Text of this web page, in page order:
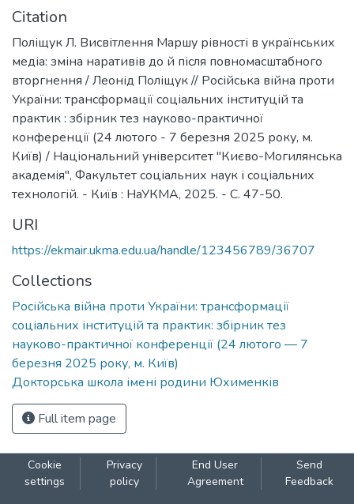
Citation
Поліщук Л. Висвітлення Маршу рівності в українських
медіа: зміна наративів до й після повномасштабного
вторгнення / Леонід Поліщук // Російська війна проти
України: трансформації соціальних інституцій та
практик : збірник тез науково-практичної
конференції (24 лютого - 7 березня 2025 року, м.
Київ) / Національний університет "Києво-Могилянська
академія", Факультет соціальних наук і соціальних
технологій. - Київ : НаУКМА, 2025. - C. 47-50.
URI
https://ekmair.ukma.edu.ua/handle/123456789/36707
Collections
Російська війна проти України: трансформації
соціальних інституцій та практик: збірник тез
науково-практичної конференції (24 лютого — 7
березня 2025 року, м. Київ)
Докторська школа імені родини Юхименків
Full item page
Cookie
settings
Privacy
policy
End User
Agreement
Send
Feedback